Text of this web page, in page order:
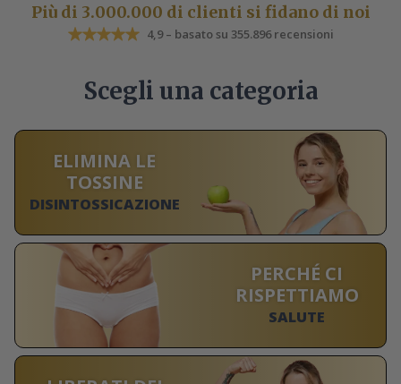
Più di 3.000.000 di clienti si fidano di noi
4,9 – basato su 355.896 recensioni
Scegli una categoria
ELIMINA LE
TOSSINE
DISINTOSSICAZIONE
PERCHÉ CI
RISPETTIAMO
SALUTE